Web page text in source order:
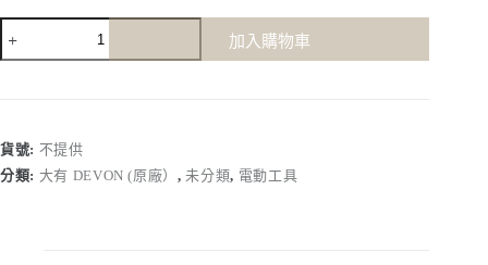
｜
20V
加入購物車
貨號: 不提供
分類: 大有 DEVON (原廠）,未分類, 電動工具